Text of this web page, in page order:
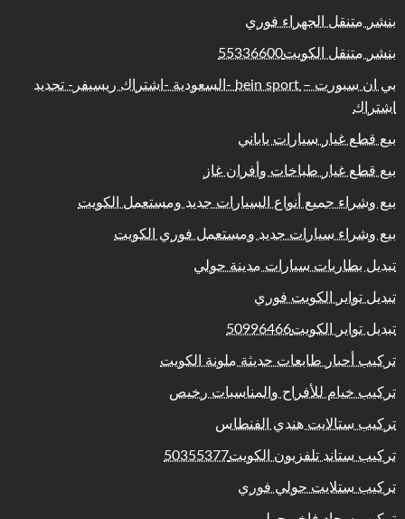
بنشر متنقل الجهراء فوري
بنشر متنقل الكويت55336600
بي ان سبورت – bein sport -السعودية -اشتراك ريسيفر- تجديد
اشتراك
بيع قطع غيار سيارات ياباني
بيع قطع غيار طباخات وأفران غاز
بيع وشراء جميع أنواع السيارات جديد ومستعمل الكويت
بيع وشراء سيارات جديد ومستعمل فوري الكويت
تبديل بطاريات سيارات مدينة حولي
تبديل تواير الكويت فوري
تبديل تواير الكويت50996466
تركيب أحبار طابعات حديثة ملونة الكويت
تركيب خيام للأفراح والمناسبات رخيص
تركيب ستالايت هندي الفنطاس
تركيب ستاند تلفزيون الكويت50355377
تركيب ستلايت حولي فوري